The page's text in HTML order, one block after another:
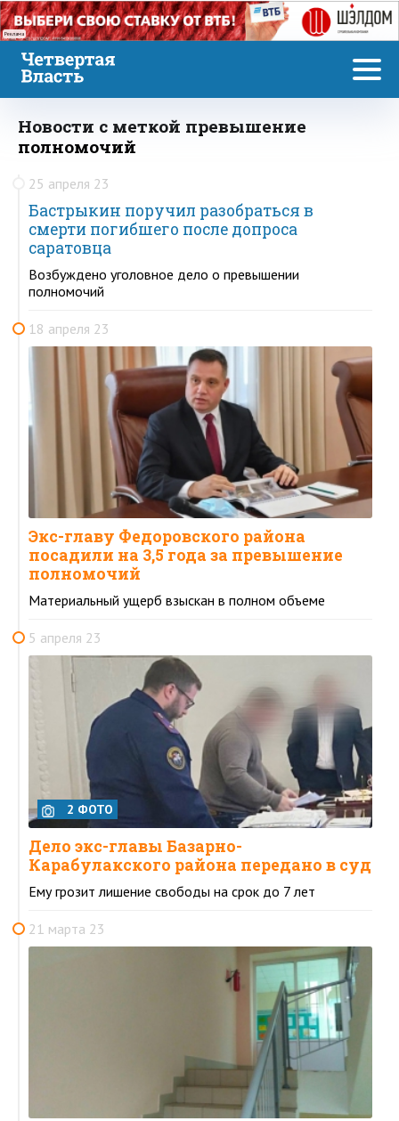
Реклама
Новости с меткой превышение
полномочий
25 апреля 23
Бастрыкин поручил разобраться в
смерти погибшего после допроса
саратовца
Возбуждено уголовное дело о превышении
полномочий
18 апреля 23
Экс-главу Федоровского района
посадили на 3,5 года за превышение
полномочий
Материальный ущерб взыскан в полном объеме
5 апреля 23
2 ФОТО
Дело экс-главы Базарно-
Карабулакского района передано в суд
Ему грозит лишение свободы на срок до 7 лет
21 марта 23